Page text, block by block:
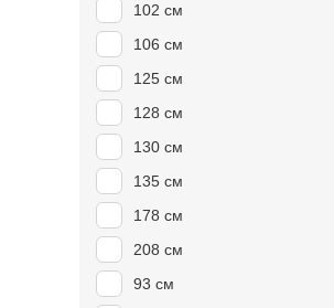
102 см
106 см
125 см
128 см
130 см
135 см
178 см
208 см
93 см